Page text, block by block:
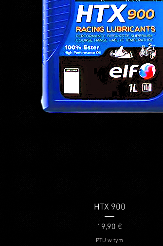
Podgląd
HTX 900
Cena
19,90 €
PTU w tym